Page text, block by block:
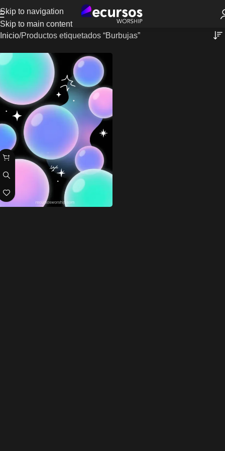
Skip to navigation
Skip to main content
Inicio Productos etiquetados “Burbujas”